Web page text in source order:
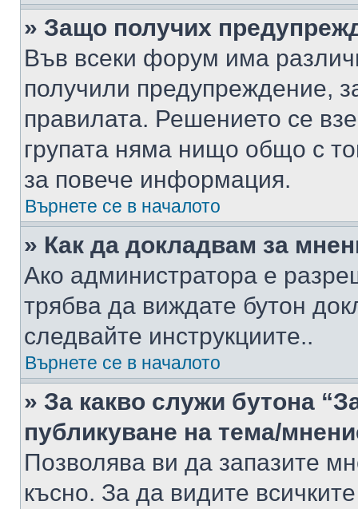
» Защо получих
Във всеки форум има
получили предупреждение,
правилата. Решението се
групата няма нищо общо с
за повече информация.
Върнете се в началото
» Как да докладвам за
Ако администратора е
трябва да виждате бутон
следвайте инструкциите..
Върнете се в началото
» За какво служи бутона
публикуване на тема/
Позволява ви да запазите
късно. За да видите